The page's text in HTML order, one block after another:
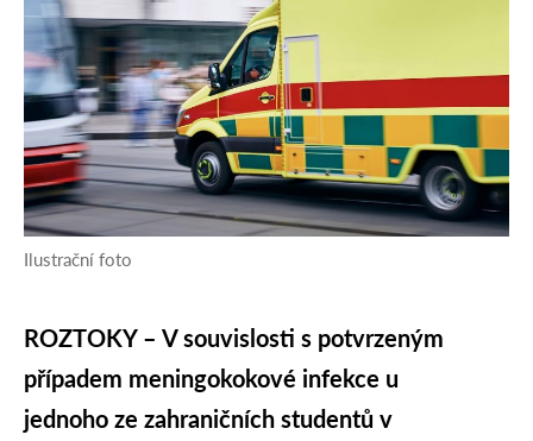
Ilustrační foto
ROZTOKY – V souvislosti s potvrzeným
případem meningokokové infekce u
jednoho ze zahraničních studentů v